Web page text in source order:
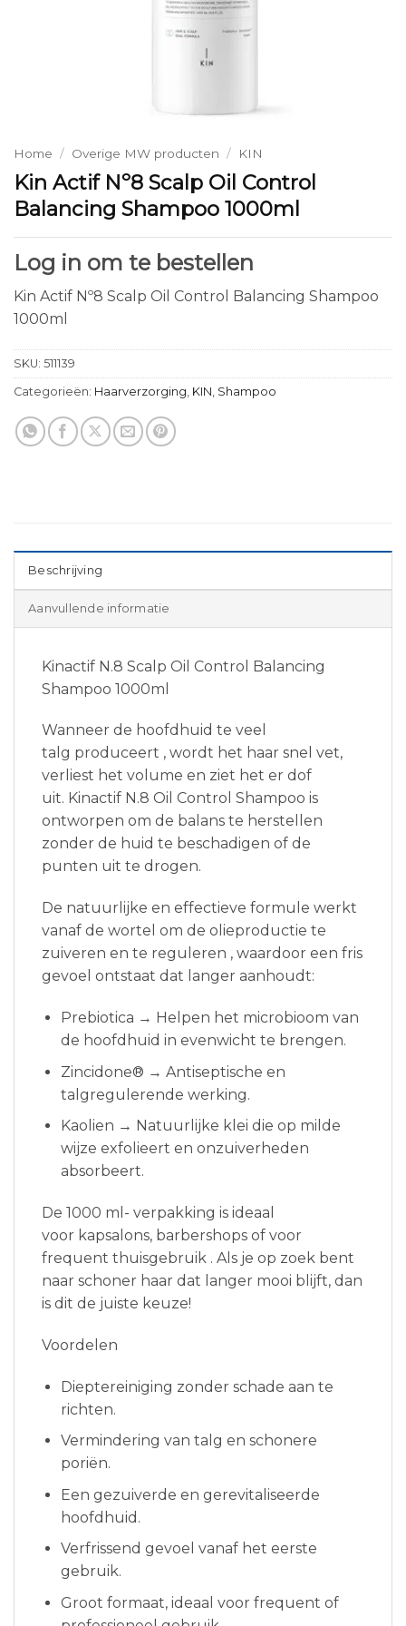
Home / Overige MW producten / KIN
Kin Actif Nº8 Scalp Oil Control
Balancing Shampoo 1000ml
Log in om te bestellen
Kin Actif Nº8 Scalp Oil Control Balancing Shampoo
1000ml
SKU: 511139
Categorieën: Haarverzorging KIN Shampoo
Beschrijving
Aanvullende informatie
Kinactif N.8 Scalp Oil Control Balancing
Shampoo 1000ml
Wanneer de hoofdhuid te veel
talg produceert , wordt het haar snel vet,
verliest het volume en ziet het er dof
uit. Kinactif N.8 Oil Control Shampoo is
ontworpen om de balans te herstellen
zonder de huid te beschadigen of de
punten uit te drogen.
De natuurlijke en effectieve formule werkt
vanaf de wortel om de olieproductie te
zuiveren en te reguleren , waardoor een fris
gevoel ontstaat dat langer aanhoudt:
Prebiotica → Helpen het microbioom van
de hoofdhuid in evenwicht te brengen.
Zincidone® → Antiseptische en
talgregulerende werking.
Kaolien → Natuurlijke klei die op milde
wijze exfolieert en onzuiverheden
absorbeert.
De 1000 ml- verpakking is ideaal
voor kapsalons, barbershops of voor
frequent thuisgebruik . Als je op zoek bent
naar schoner haar dat langer mooi blijft, dan
is dit de juiste keuze!
Voordelen
Dieptereiniging zonder schade aan te
richten.
Vermindering van talg en schonere
poriën.
Een gezuiverde en gerevitaliseerde
hoofdhuid.
Verfrissend gevoel vanaf het eerste
gebruik.
Groot formaat, ideaal voor frequent of